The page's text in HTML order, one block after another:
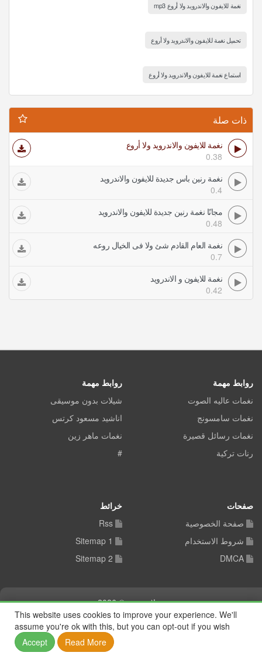
This website uses cookies to improve your experience. We'll
assume you're ok with this, but you can opt-out if you wish
Accept
Read More
نغمة للايفون والاندرويد ولا أروع mp3
تحميل نغمة للايفون والاندرويد ولا أروع
استماع نغمة للايفون والاندرويد ولا أروع
ذات صلة
نغمة للايفون والاندرويد ولا أروع
0.38
نغمة رنين باس جديدة للايفون والاندرويد
0.4
مجانًا نغمة رنين جديدة للايفون والاندرويد
0.48
نغمة العام القادم شئ ولا فى الخيال روعه
0.7
نغمة للايفون و الاندرويد
0.42
روابط مهمة
نغمات عاليه الصوت
نغمات سامسونج
نغمات رسائل قصيرة
رنات تركية
روابط مهمة
شيلات بدون موسيقى
اناشيد مسعود كرتس
نغمات ماهر زين
#
صفحات
صفحة الخصوصية
شروط الاستخدام
DMCA
خرائط
Rss
Sitemap 1
Sitemap 2
شيلات توب © 2026